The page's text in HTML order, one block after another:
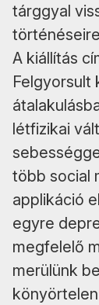
tárggyal
A kiállítás
Felgyorsult
létfizikai
több social
applikáció
egyre
megfelelő
merülünk